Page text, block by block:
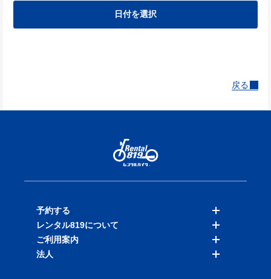
日付を選択
戻る
予約する
バイクを探す
店舗を探す
レンタル819について
料金表
ご利用案内
法人